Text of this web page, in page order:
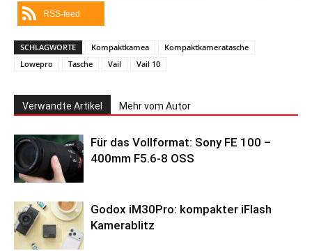
RSS-feed
SCHLAGWORTE Kompaktkamea
Kompaktkameratasche
Lowepro
Tasche Vail Vail 10
Verwandte Artikel Mehr vom Autor
Für das Vollformat: Sony FE 100 –
400mm F5.6-8 OSS
Godox iM30Pro: kompakter iFlash
Kamerablitz